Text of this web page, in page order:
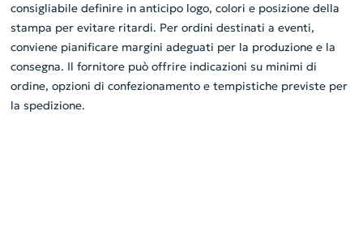
consigliabile definire in anticipo logo, colori e posizione della
stampa per evitare ritardi. Per ordini destinati a eventi,
conviene pianificare margini adeguati per la produzione e la
consegna. Il fornitore può offrire indicazioni su minimi di
ordine, opzioni di confezionamento e tempistiche previste per
la spedizione.